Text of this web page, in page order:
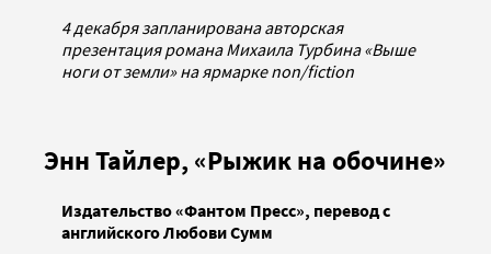
4 декабря запланирована авторская
презентация романа Михаила Турбина «Выше
ноги от земли» на ярмарке non/fiction
Энн Тайлер, «Рыжик на обочине»
Издательство «Фантом Пресс», перевод с
английского Любови Сумм